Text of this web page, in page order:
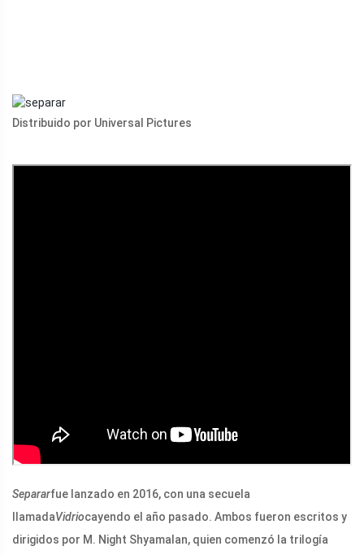
Distribuido por Universal Pictures
Separarfue lanzado en 2016, con una secuela
llamadaVidriocayendo el año pasado. Ambos fueron escritos y
dirigidos por M. Night Shyamalan, quien comenzó la trilogía